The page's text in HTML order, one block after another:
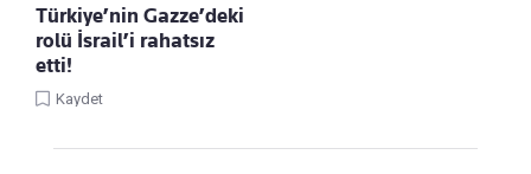
Türkiye’nin Gazze’deki
rolü İsrail’i rahatsız
etti!
Kaydet